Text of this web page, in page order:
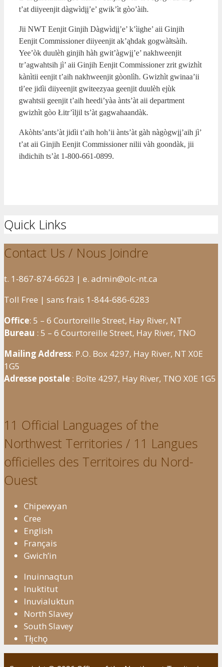
t’at diiyeenjit dàgwìdįį’e’ gwik’ìt gòo’àih.
Jii NWT Eenjit Ginjih Dàgwìdįį’e’ k’ìighe’ aii Ginjih
Eenjit Commissioner diiyeenjit ak’ąhdak gogwàłtsàih.
Yee’òk duulèh ginjih hàh gwit’àgwįį’e’ nakhweenjit
tr’agwahtsih jì’ aii Ginjih Eenjit Commissioner zrit gwizhìt
kànìtii eenjit t’aih nakhweenjit gòonlìh. Gwizhìt gwinaa’ii
tł’ee jidìi diiyeenjit gwiteezyaa geenjit duulèh ejùk
gwahtsii geenjit t’aih heedi’yàa ànts’àt aii department
gwizhìt gòo Łitr’ìljil ts’àt gagwahaandàk.
Akòhts’ants’àt jidìi t’aih hoh’ii ànts’àt gàh nàgògwįį’aih jì’
t’at aii Ginjih Eenjit Commissioner nilii vàh goondàk, jii
ihdichih ts’àt 1-800-661-0899.
Quick Links
Contact Us / Nous Joindre
t. 1-867-874-6623 | e. admin@olc-nt.ca
Toll Free | sans frais 1-844-686-6283
Office: 5 – 6 Courtoreille Street, Hay River, NT
Bureau : 5 – 6 Courtoreille Street, Hay River, TNO
Mailing Address: P.O. Box 4297, Hay River, NT X0E
1G5
Adresse postale : Boîte 4297, Hay River, TNO X0E 1G5
11 Official Languages of the
Northwest Territories / 11 Langues
officielles des Territoires du Nord-
Ouest
Chipewyan
Cree
English
Français
Gwich’in
Inuinnaqtun
Inuktitut
Inuvialuktun
North Slavey
South Slavey
Tłı̨chǫ